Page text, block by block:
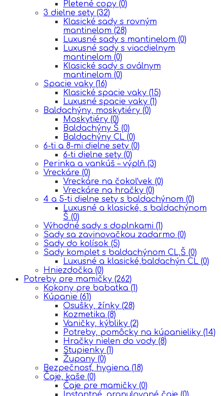
Pletené copy (0)
3 dielne sety (32)
Klasické sady s rovným
mantinelom (28)
Luxusné sady s mantinelom (0)
Luxusné sady s viacdielnym
mantinelom (0)
Klasické sady s oválnym
mantinelom (0)
Spacie vaky (16)
Klasické spacie vaky (15)
Luxusné spacie vaky (1)
Baldachýny, moskytiéry (0)
Moskytiéry (0)
Baldachýny Š (0)
Baldachýny CL (0)
6-ti a 8-mi dielne sety (0)
6-ti dielne sety (0)
Perinka a vankúš – výplň (3)
Vreckáre (0)
Vreckáre na čokoľvek (0)
Vreckáre na hračky (0)
4 a 5-ti dielne sety s baldachýnom (0)
Luxusné a klasické, s baldachýnom
Š (0)
Výhodné sady s doplnkami (1)
Sady sa zavinovačkou zadarmo (0)
Sady do kolísok (5)
Sady komplet s baldachýnom CL,Š (0)
Luxusné a klasické,baldachýn CL (0)
Hniezdočka (0)
Potreby pre mamičky (262)
Kokony pre babatka (1)
Kúpanie (61)
Osušky, žínky (28)
Kozmetika (8)
Vaničky, kýbliky (2)
Potreby, pomôcky na kúpanieliky (14)
Hračky nielen do vody (8)
Stupienky (1)
Župany (0)
Bezpečnosť, hygiena (18)
Čaje, kaše (0)
Čaje pre mamičky (0)